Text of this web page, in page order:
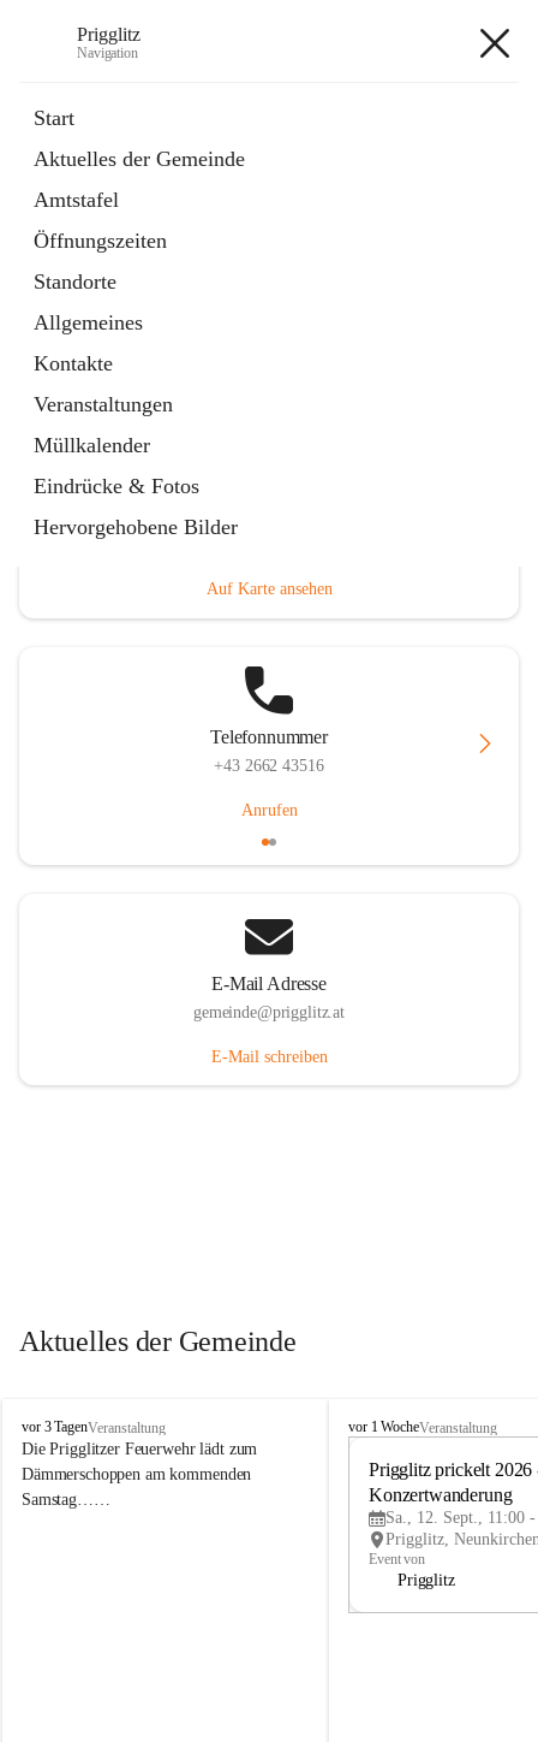
Prigglitz
Navigation
Start
Aktuelles der Gemeinde
Amtstafel
Öffnungszeiten
Standorte
Allgemeines
Kontakte
Veranstaltungen
Müllkalender
Eindrücke & Fotos
Hervorgehobene Bilder
Externe Webseite
in
Tab
Gemeindezeitung
Ordner
öffnet
in
neuem
Tab
Hauptadresse
Auf Karte ansehen
Telefonnummer
+43 2662 43516
Anrufen
E-Mail Adresse
gemeinde@prigglitz.at
E-Mail schreiben
Aktuelles der Gemeinde
P
r
i
g
vor 3 TagenVeranstaltung
Die Prigglitzer Feuerwehr lädt zum
Dämmerschoppen am kommenden
Samstag……
P
vor 1 WocheVeranstaltung
Prigglitz prickelt 2026
Konzertwanderung
Sa., 12. Sept., 11:00
Event von
Prigglitz